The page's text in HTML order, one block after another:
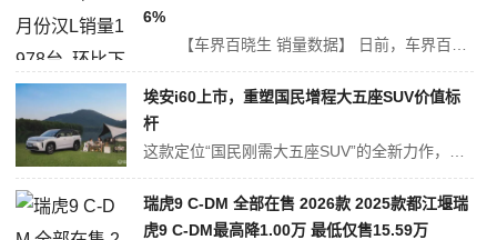
6%
埃安i60上市，重塑国民增程大五座SUV价值标
杆
瑞虎9 C-DM 全部在售 2026款 2025款都江堰瑞
虎9 C-DM最高降1.00万 最低仅售15.59万